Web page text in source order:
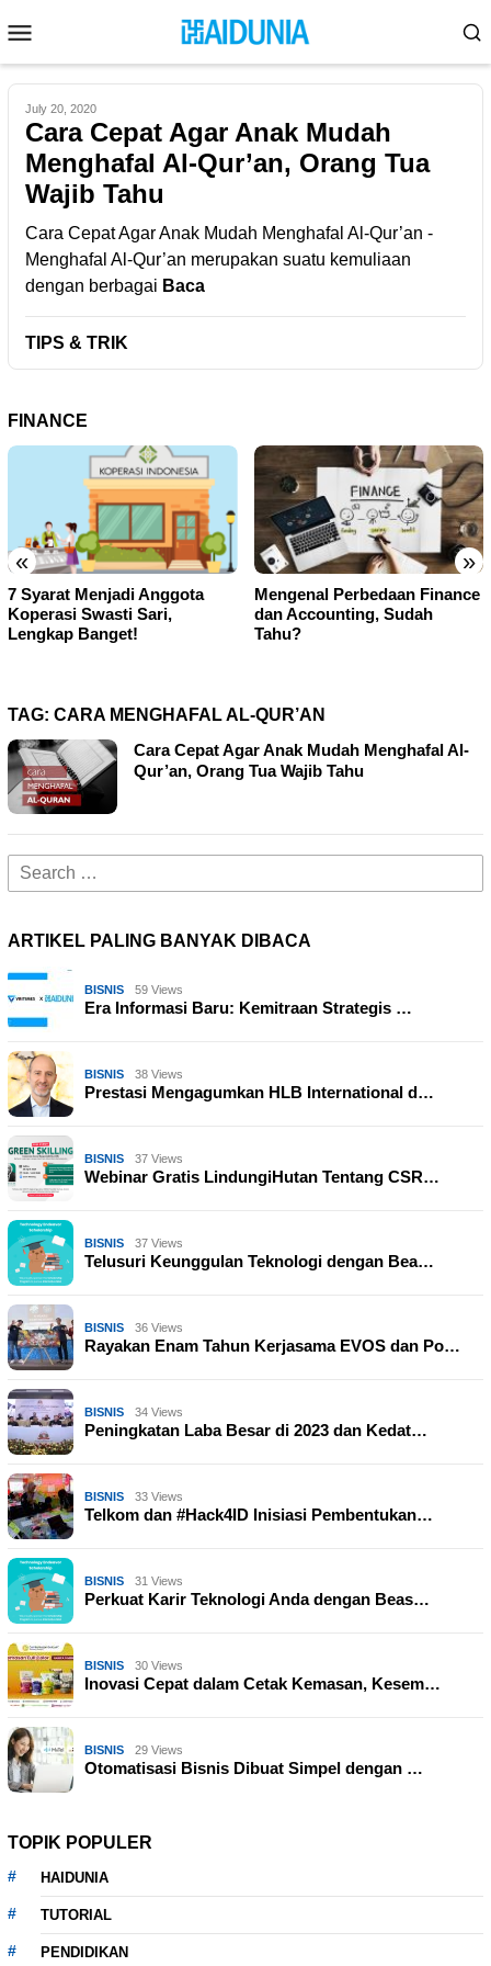
to
contentMenu
July 20, 2020
Cara Cepat Agar Anak Mudah
Menghafal Al-Qur’an, Orang Tua
Wajib Tahu
Cara Cepat Agar Anak Mudah Menghafal Al-Qur’an -
Menghafal Al-Qur’an merupakan suatu kemuliaan
dengan berbagai Baca
TIPS & TRIK
FINANCE
« »
Mengenal Perbedaan Finance
dan Accounting, Sudah
Tahu?
Cara Menghapus Daftar
Transfer Rekening BCA
Mobile Banking!
TAG: CARA MENGHAFAL AL-QUR’AN
Cara Cepat Agar Anak Mudah Menghafal Al-
Qur’an, Orang Tua Wajib Tahu
Search
for:
ARTIKEL PALING BANYAK DIBACA
BISNIS 59 Views
Era Informasi Baru: Kemitraan Strategis …
BISNIS 38 Views
Prestasi Mengagumkan HLB International d…
BISNIS 37 Views
Webinar Gratis LindungiHutan Tentang CSR…
BISNIS 37 Views
Telusuri Keunggulan Teknologi dengan Bea…
BISNIS 36 Views
Rayakan Enam Tahun Kerjasama EVOS dan Po…
BISNIS 34 Views
Peningkatan Laba Besar di 2023 dan Kedat…
BISNIS 33 Views
Telkom dan #Hack4ID Inisiasi Pembentukan…
BISNIS 31 Views
Perkuat Karir Teknologi Anda dengan Beas…
BISNIS 30 Views
Inovasi Cepat dalam Cetak Kemasan, Kesem…
BISNIS 29 Views
Otomatisasi Bisnis Dibuat Simpel dengan …
TOPIK POPULER
HAIDUNIA
TUTORIAL
PENDIDIKAN